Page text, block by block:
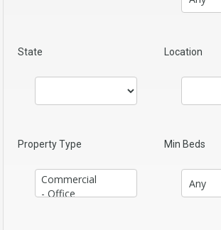
State Location
Property Type Min Beds